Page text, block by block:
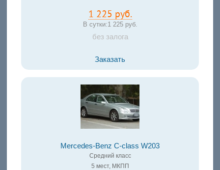
1 225 руб.
В сутки:1 225 руб.
без залога
Заказать
Mercedes-Benz C-class W203
Средний класс
5 мест, МКПП